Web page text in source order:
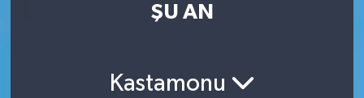
ŞU AN
Kastamonu